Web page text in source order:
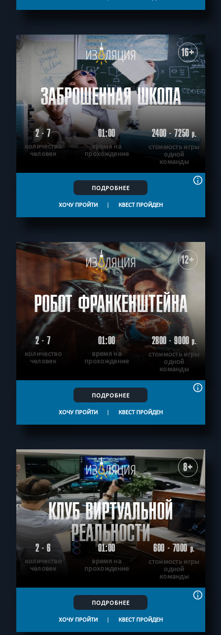
16+
ЗАБРОШЕННАЯ ШКОЛА
2 - 7
количество
человек
01:00
время на
прохождение
2400 - 7250р.
стоимость игры
одной
команды
ПОДРОБНЕЕ
ХОЧУ ПРОЙТИ | КВЕСТ ПРОЙДЕН
12+
РОБОТ ФРАНКЕНШТЕЙНА
2 - 7
количество
человек
01:00
время на
прохождение
2800 - 9000р.
стоимость игры
одной
команды
ПОДРОБНЕЕ
ХОЧУ ПРОЙТИ | КВЕСТ ПРОЙДЕН
8+
КЛУБ ВИРТУАЛЬНОЙ
РЕАЛЬНОСТИ
2 - 6
количество
человек
01:00
время на
прохождение
600 - 7000р.
стоимость игры
одной
команды
ПОДРОБНЕЕ
ХОЧУ ПРОЙТИ | КВЕСТ ПРОЙДЕН